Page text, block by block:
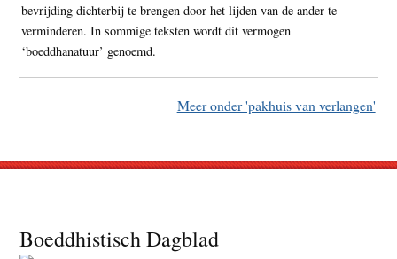
bevrijding dichterbij te brengen door het lijden van de ander te
verminderen. In sommige teksten wordt dit vermogen
‘boeddhanatuur’ genoemd.
Meer onder 'pakhuis van verlangen'
Footer
Boeddhistisch Dagblad